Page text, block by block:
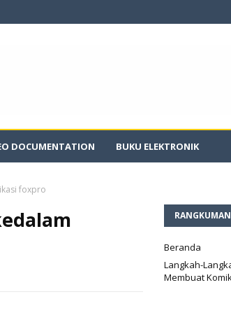
DOCUMENTATION BUKU ELEKTRONIK
foxpro
RANGKUMAN
Beranda
Langkah-
Membuat